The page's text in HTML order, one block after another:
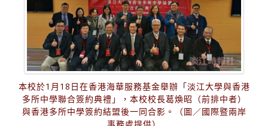
本校於1月18日在香港海華服務基金舉辦「淡江大學與香港
多所中學聯合簽約典禮」，本校校長葛煥昭（前排中者）
與香港多所中學簽約結盟後一同合影。（圖／國際暨兩岸